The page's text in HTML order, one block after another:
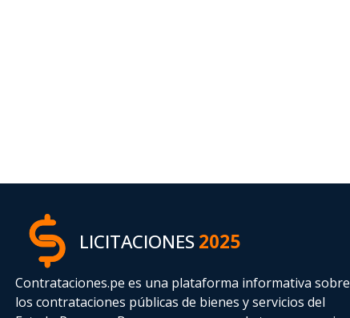
LICITACIONES2025
Contrataciones.pe es una plataforma informativa sobre
los contrataciones públicas de bienes y servicios del